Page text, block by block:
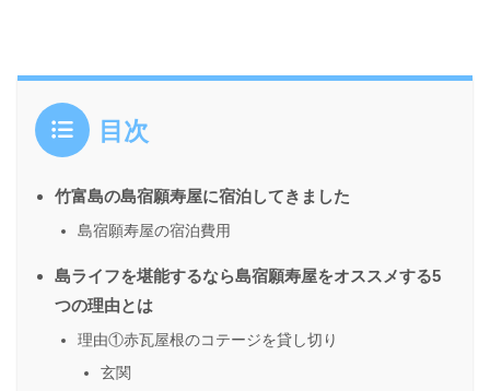
目次
竹富島の島宿願寿屋に宿泊してきました
島宿願寿屋の宿泊費用
島ライフを堪能するなら島宿願寿屋をオススメする5
つの理由とは
理由①赤瓦屋根のコテージを貸し切り
玄関